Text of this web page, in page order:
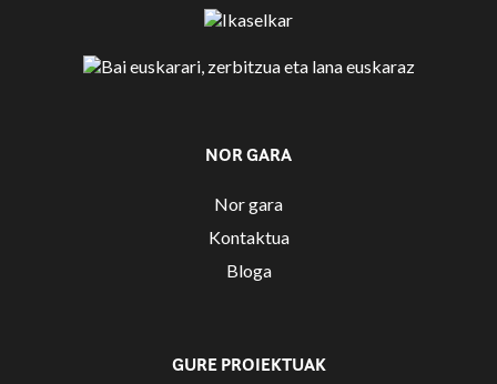
NOR GARA
Nor gara
Kontaktua
Bloga
GURE PROIEKTUAK